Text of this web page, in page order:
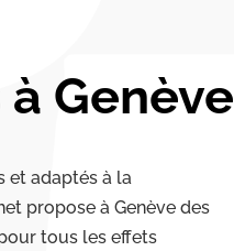
Genève
et adaptés à la
propose à Genève des
tous les effets